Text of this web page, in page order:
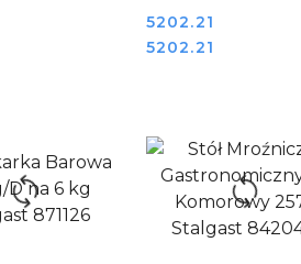
Stalgast 880603
Cena:
5202.21
Cena:
5202.21